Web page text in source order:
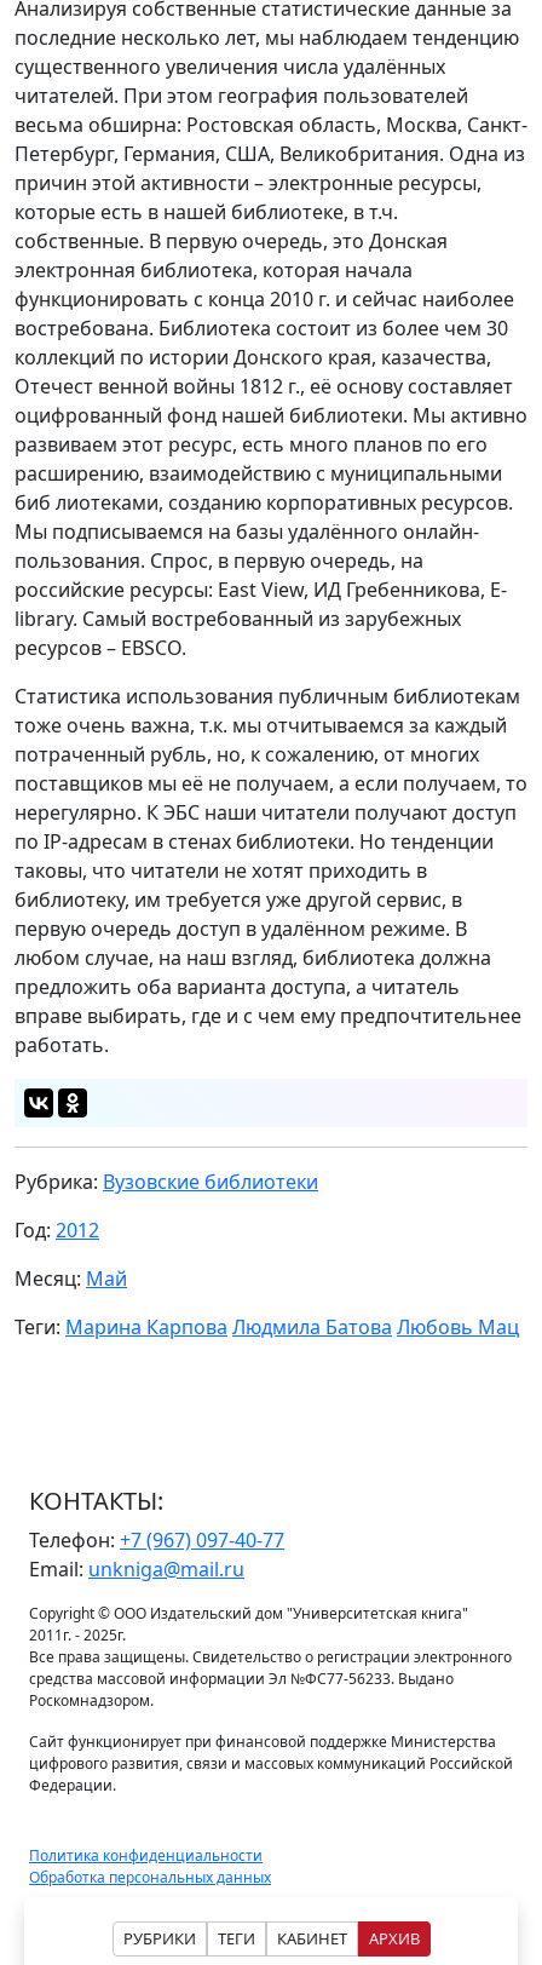
РУБРИКИ ТЕГИ КАБИНЕТ АРХИВ
Анализируя собственные статистические данные за
последние несколько лет, мы наблюдаем тенденцию
существенного увеличения числа удалённых
читателей. При этом география пользователей
весьма обширна: Ростовская область, Москва, Санкт-
Петербург, Германия, США, Великобритания. Одна из
причин этой активности – электронные ресурсы,
которые есть в нашей библиотеке, в т.ч.
собственные. В первую очередь, это Донская
электронная библиотека, которая начала
функционировать с конца 2010 г. и сейчас наиболее
востребована. Библиотека состоит из более чем 30
коллекций по истории Донского края, казачества,
Отечест венной войны 1812 г., её основу составляет
оцифрованный фонд нашей библиотеки. Мы активно
развиваем этот ресурс, есть много планов по его
расширению, взаимодействию с муниципальными
биб лиотеками, созданию корпоративных ресурсов.
Мы подписываемся на базы удалённого онлайн-
пользования. Спрос, в первую очередь, на
российские ресурсы: East View, ИД Гребенникова, E-
library. Самый востребованный из зарубежных
ресурсов – EBSCO.
Статистика использования публичным библиотекам
тоже очень важна, т.к. мы отчитываемся за каждый
потраченный рубль, но, к сожалению, от многих
поставщиков мы её не получаем, а если получаем, то
нерегулярно. К ЭБС наши читатели получают доступ
по IP-адресам в стенах библиотеки. Но тенденции
таковы, что читатели не хотят приходить в
библиотеку, им требуется уже другой сервис, в
первую очередь доступ в удалённом режиме. В
любом случае, на наш взгляд, библиотека должна
предложить оба варианта доступа, а читатель
вправе выбирать, где и с чем ему предпочтительнее
работать.
Рубрика: Вузовские библиотеки
Год: 2012
Месяц: Май
Теги: Марина Карпова Людмила Батова Любовь Мац
КОНТАКТЫ:
Телефон: +7 (967) 097-40-77
Email: unkniga@mail.ru
Copyright © ООО Издательский дом "Университетская книга"
2011г. - 2025г.
Все права защищены. Свидетельство о регистрации электронного
средства массовой информации Эл №ФС77-56233. Выдано
Роскомнадзором.
Сайт функционирует при финансовой поддержке Министерства
цифрового развития, связи и массовых коммуникаций Российской
Федерации.
Политика конфиденциальности
Обработка персональных данных